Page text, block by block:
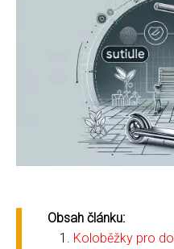
Obsah článku:
Koloběžky pro